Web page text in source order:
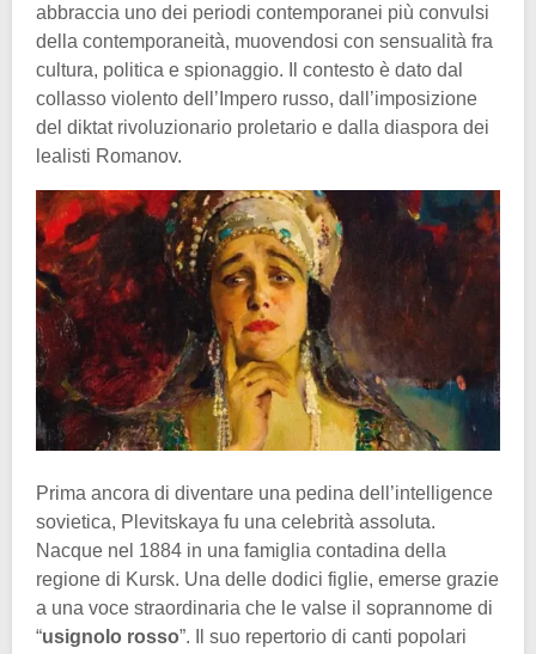
abbraccia uno dei periodi contemporanei più convulsi
della contemporaneità, muovendosi con sensualità fra
cultura, politica e spionaggio. Il contesto è dato dal
collasso violento dell’Impero russo, dall’imposizione
del diktat rivoluzionario proletario e dalla diaspora dei
lealisti Romanov.
Prima ancora di diventare una pedina dell’intelligence
sovietica, Plevitskaya fu una celebrità assoluta.
Nacque nel 1884 in una famiglia contadina della
regione di Kursk. Una delle dodici figlie, emerse grazie
a una voce straordinaria che le valse il soprannome di
“usignolo rosso”. Il suo repertorio di canti popolari